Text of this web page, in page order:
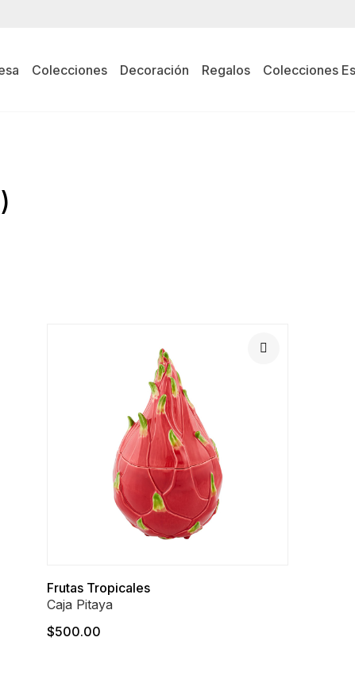
Colecciones Decoración Regalos Colecciones
Frutas Tropicales
Caja Pitaya
$500.00